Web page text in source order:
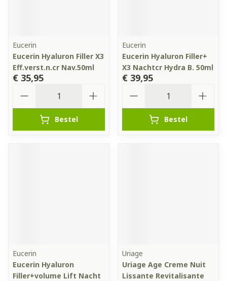
Eucerin
Eucerin Hyaluron Filler X3
Eff.verst.n.cr Nav.50ml
€ 35,95
Bestel
Eucerin
Eucerin Hyaluron Filler+
X3 Nachtcr Hydra B. 50ml
€ 39,95
Bestel
Eucerin
Eucerin Hyaluron
Filler+volume Lift Nacht
Uriage
Uriage Age Creme Nuit
Lissante Revitalisante